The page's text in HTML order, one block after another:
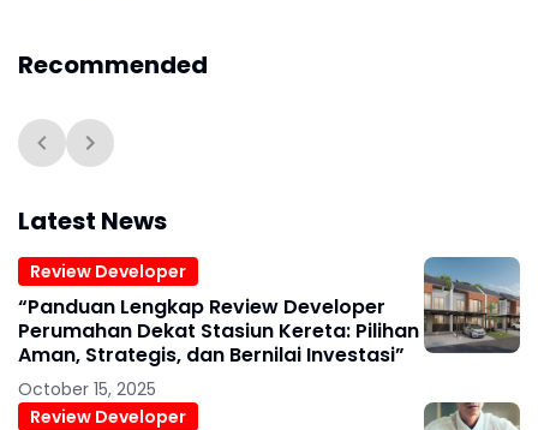
Recommended
Latest News
Review Developer
“Panduan Lengkap Review Developer
Perumahan Dekat Stasiun Kereta: Pilihan
Aman, Strategis, dan Bernilai Investasi”
October 15, 2025
Review Developer